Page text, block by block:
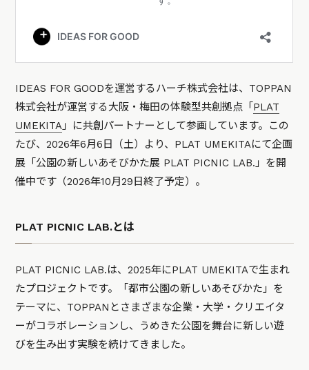
IDEAS FOR GOODを運営するハーチ株式会社は、TOPPAN
株式会社が運営する大阪・梅田の体験型共創拠点「 PLAT
UMEKITA 」に共創パートナーとして参画しています。この
たび、2026年6月6日（土）より、PLAT UMEKITAにて企画
展「公園の新しいあそびかた展 PLAT PICNIC LAB.」を開
催中です（2026年10月29日終了予定）。
PLAT PICNIC LAB.とは
PLAT PICNIC LAB.は、2025年にPLAT UMEKITAで生まれ
たプロジェクトです。「都市公園の新しいあそびかた」を
テーマに、TOPPANとさまざまな企業・大学・クリエイタ
ーがコラボレーションし、うめきた公園を舞台に新しい遊
びを生み出す実験を続けてきました。